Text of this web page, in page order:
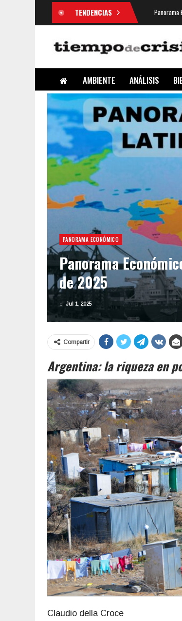
TENDENCIAS Panorama
AMBIENTE ANÁLISIS
PANORAMA ECONÓMICO
Panorama
de 2025
el Jul 1, 2025
Compartir
Argentina: la riqueza en
Claudio della Croce